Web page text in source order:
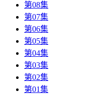
第08集
第07集
第06集
第05集
第04集
第03集
第02集
第01集